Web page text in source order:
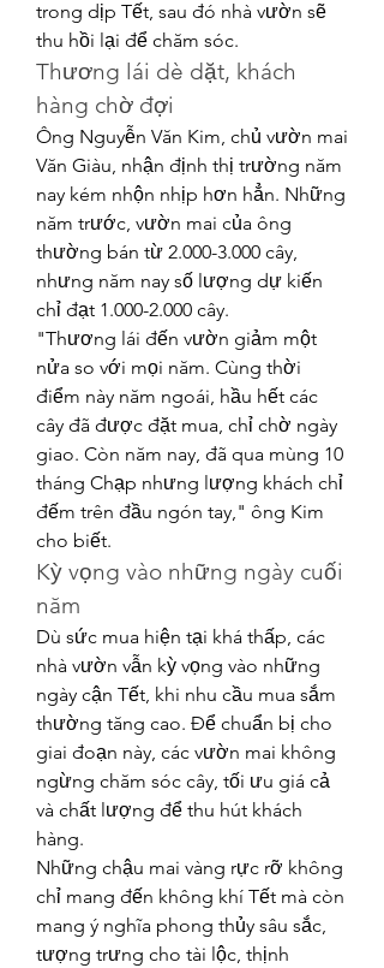
trong dịp Tết, sau đó nhà vườn sẽ
thu hồi lại để chăm sóc.
Thương lái dè dặt, khách
hàng chờ đợi
Ông Nguyễn Văn Kim, chủ vườn mai
Văn Giàu, nhận định thị trường năm
nay kém nhộn nhịp hơn hẳn. Những
năm trước, vườn mai của ông
thường bán từ 2.000-3.000 cây,
nhưng năm nay số lượng dự kiến
chỉ đạt 1.000-2.000 cây.
"Thương lái đến vườn giảm một
nửa so với mọi năm. Cùng thời
điểm này năm ngoái, hầu hết các
cây đã được đặt mua, chỉ chờ ngày
giao. Còn năm nay, đã qua mùng 10
tháng Chạp nhưng lượng khách chỉ
đếm trên đầu ngón tay," ông Kim
cho biết.
Kỳ vọng vào những ngày cuối
năm
Dù sức mua hiện tại khá thấp, các
nhà vườn vẫn kỳ vọng vào những
ngày cận Tết, khi nhu cầu mua sắm
thường tăng cao. Để chuẩn bị cho
giai đoạn này, các vườn mai không
ngừng chăm sóc cây, tối ưu giá cả
và chất lượng để thu hút khách
hàng.
Những chậu mai vàng rực rỡ không
chỉ mang đến không khí Tết mà còn
mang ý nghĩa phong thủy sâu sắc,
tượng trưng cho tài lộc, thịnh